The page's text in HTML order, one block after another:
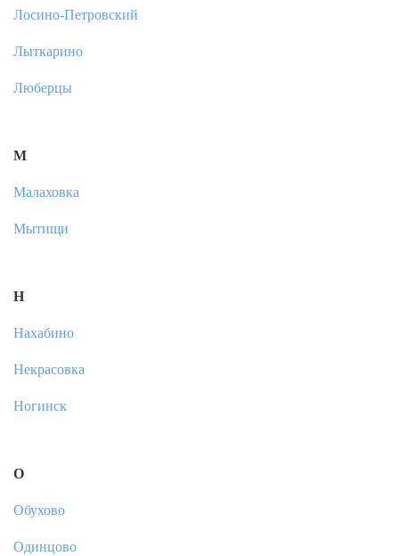
Лосино-Петровский
Лыткарино
Люберцы
М
Малаховка
Мытищи
Н
Нахабино
Некрасовка
Ногинск
О
Обухово
Одинцово